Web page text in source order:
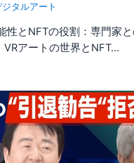
ジタルアート
性とNFTの役割：専門家
VRアートの世界とNFT…